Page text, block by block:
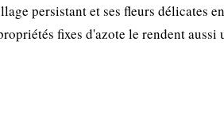
persistant et ses fleurs délicates
fixes d'azote le rendent aussi